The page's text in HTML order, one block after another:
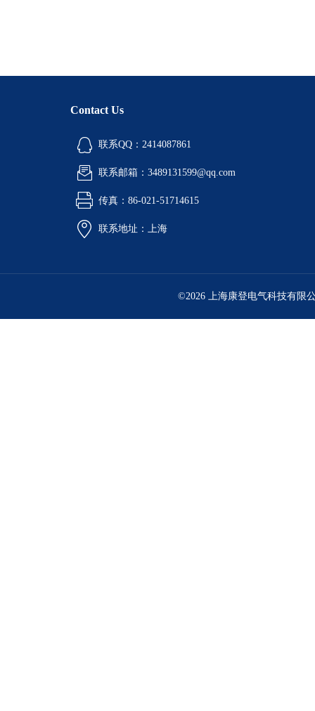
Contact Us
联系QQ：2414087861
联系邮箱：3489131599@qq.com
传真：86-021-51714615
联系地址：上海
©2026 上海康登电气科技有限